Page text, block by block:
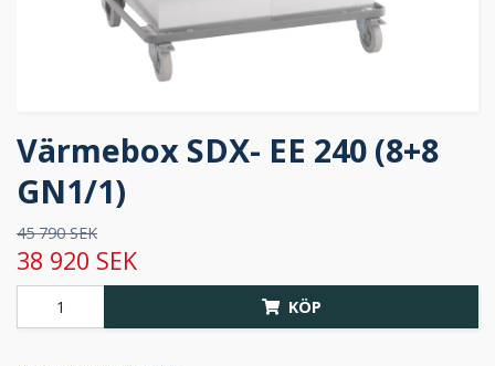
Värmebox SDX- EE 240 (8+8
GN1/1)
45 790 SEK
38 920 SEK
KÖP